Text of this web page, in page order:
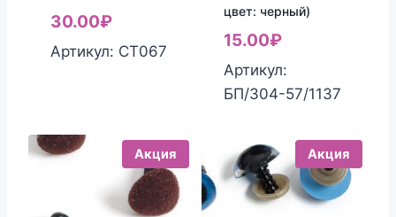
30.00₽
Артикул: СТ067
цвет: черный)
15.00₽
Артикул:
БП/304-57/1137
Акция Акция